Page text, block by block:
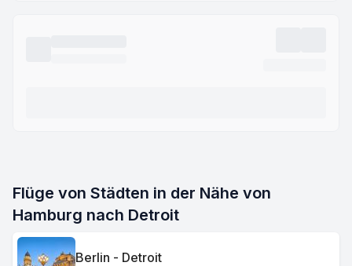
Flüge von Städten in der Nähe von
Hamburg nach Detroit
Berlin - Detroit